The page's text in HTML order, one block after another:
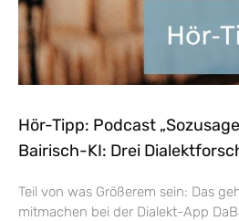
Hör-Tipp: Podcast
Bairisch-KI: Drei
Teil von was Größerem sein: Das
mitmachen bei der Dialekt-App